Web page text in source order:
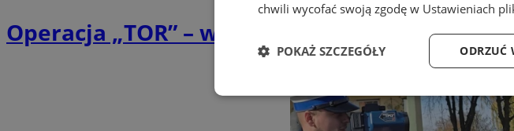
Operacja „TOR” – wzmożone działania
chwili wycofać swoją zgodę w Ustawieniach
ODRZUĆ
POKAŻ SZCZEGÓŁY
Niezbędne Wydajność